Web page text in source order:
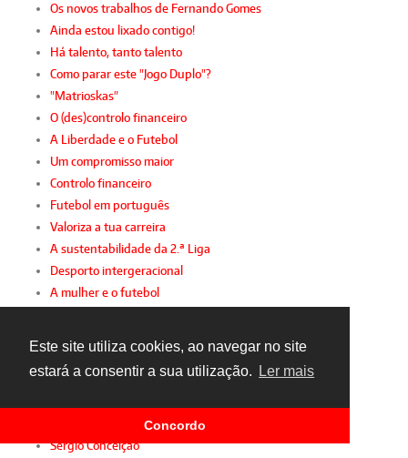
Este site utiliza cookies, ao navegar no site
estará a consentir a sua utilização.
Ler mais
Concordo
Os novos trabalhos de Fernando Gomes
Ainda estou lixado contigo!
Há talento, tanto talento
Como parar este "Jogo Duplo"?
"Matrioskas"
O (des)controlo financeiro
A Liberdade e o Futebol
Um compromisso maior
Controlo financeiro
Futebol em português
Valoriza a tua carreira
A sustentabilidade da 2.ª Liga
Desporto intergeracional
A mulher e o futebol
Racismo inconsciente
Jogamos o mesmo jogo
Sérgio Conceição